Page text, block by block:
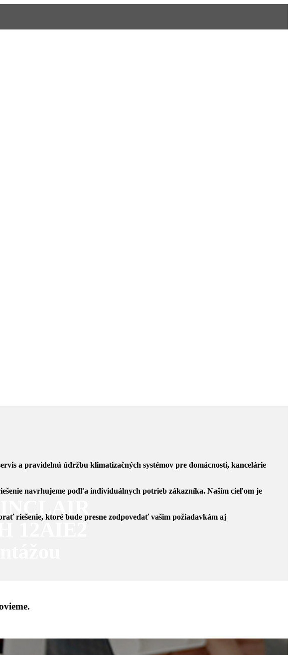
a pravidelnú údržbu klimatizačných systémov pre domácnosti, kancelárie
navrhujeme podľa individuálnych potrieb zákazníka. Naším cieľom je
riešenie, ktoré bude presne zodpovedať vašim požiadavkám aj